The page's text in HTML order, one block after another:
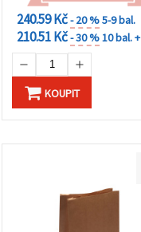
240.59 Kč- 20 %5-9 bal.
210.51 Kč- 30 %10 bal. +
KOUPIT